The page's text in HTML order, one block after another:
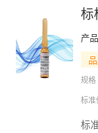
标
产
规格
标准
标